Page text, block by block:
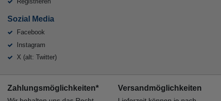
Sozial Media
Facebook
Instagram
X (alt: Twitter)
Zahlungsmöglichkeiten* Versandmöglichkeiten